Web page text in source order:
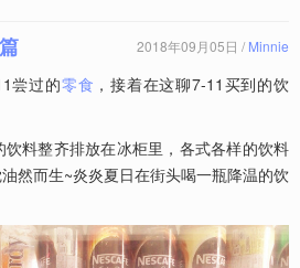
2018年09月05日 / Minnie
尝过的零食 ，接着在这聊7-11买到的饮
料整齐排放在冰柜里，各式各样的饮料
然而生~炎炎夏日在街头喝一瓶降温的饮